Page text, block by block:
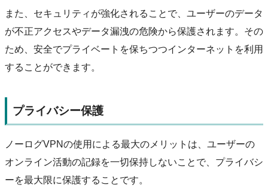
また、セキュリティが強化されることで、ユーザーのデータ
が不正アクセスやデータ漏洩の危険から保護されます。その
ため、安全でプライベートを保ちつつインターネットを利用
することができます。
プライバシー保護
ノーログVPNの使用による最大のメリットは、ユーザーの
オンライン活動の記録を一切保持しないことで、プライバシ
ーを最大限に保護することです。